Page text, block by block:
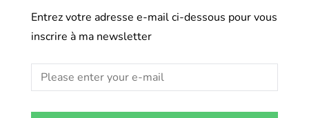
Entrez votre adresse e-mail ci-dessous pour vous
inscrire à ma newsletter